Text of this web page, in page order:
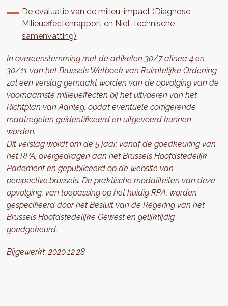
De evaluatie van de milieu-impact (Diagnose,
Milieueffectenrapport en Niet-technische
samenvatting)
In overeenstemming met de artikelen 30/7 alinea 4 en
30/11 van het Brussels Wetboek van Ruimtelijke Ordening,
zal een verslag gemaakt worden van de opvolging van de
voornaamste milieueffecten bij het uitvoeren van het
Richtplan van Aanleg, opdat eventuele corrigerende
maatregelen geïdentificeerd en uitgevoerd kunnen
worden.
Dit verslag wordt om de 5 jaar, vanaf de goedkeuring van
het RPA, overgedragen aan het Brussels Hoofdstedelijk
Parlement en gepubliceerd op de website van
perspective.brussels. De praktische modaliteiten van deze
opvolging, van toepassing op het huidig RPA, worden
gespecifieerd door het Besluit van de Regering van het
Brussels Hoofdstedelijke Gewest en gelijktijdig
goedgekeurd.
Bijgewerkt:2020.12.28